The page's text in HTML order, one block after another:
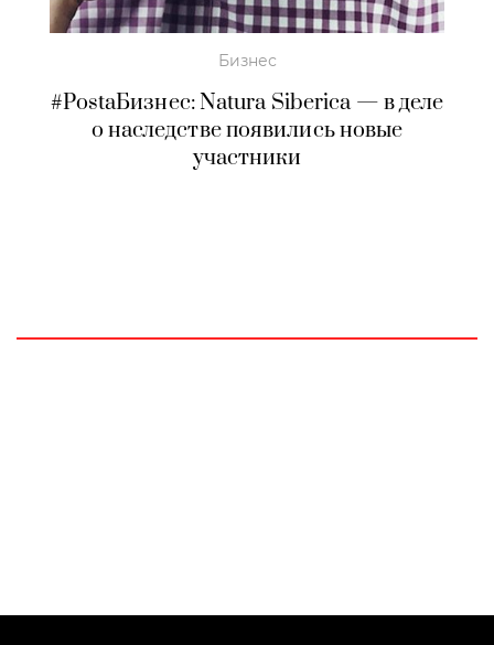
Бизнес
#PostaБизнес: Natura Siberica — в деле
о наследстве появились новые
участники